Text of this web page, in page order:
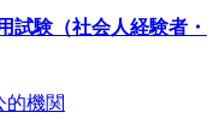
試験（社会人経験者・
的機関